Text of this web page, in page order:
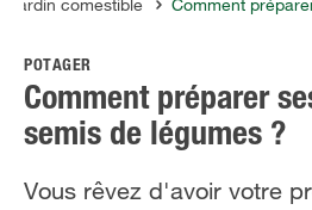
Promotions
Jardin comestible Comment
POTAGER
Comment préparer
semis de légumes ?
Vous rêvez d'avoir votre